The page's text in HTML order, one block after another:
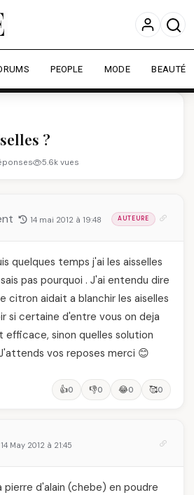
cookies pour améliorer votre
l'audience.
En savoir plus
tout Personnaliser
PEOPLE MODE BEAUTÉ
?
5.6k vues
14 mai 2012 à 19:48 AUTEURE
quelques temps j'ai les aisselles
pas pourquoi . J'ai entendu dire
citron aidait a blanchir les aiselles
si certaine d'entre vous on deja
efficace, sinon quelles solution
vos reposes merci 😊
👍0 👎0 😂0 🥰0
May 2012 à 21:45
d'alain (chebe) en poudre